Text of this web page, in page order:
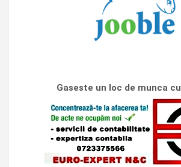
Gaseste un loc de munca cu